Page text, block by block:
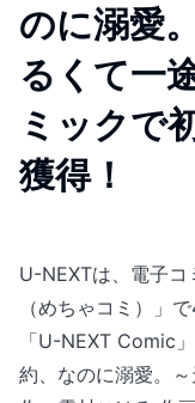
のに溺愛
るくて一
ミックで
獲得！
U-NEXTは、電子コ
（めちゃコミ）」
「U-NEXT Comic
約、なのに溺愛。